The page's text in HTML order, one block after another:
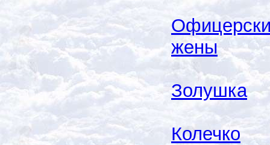
жены
Золушка
Колечко